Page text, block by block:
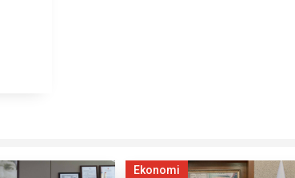
Ekonomi